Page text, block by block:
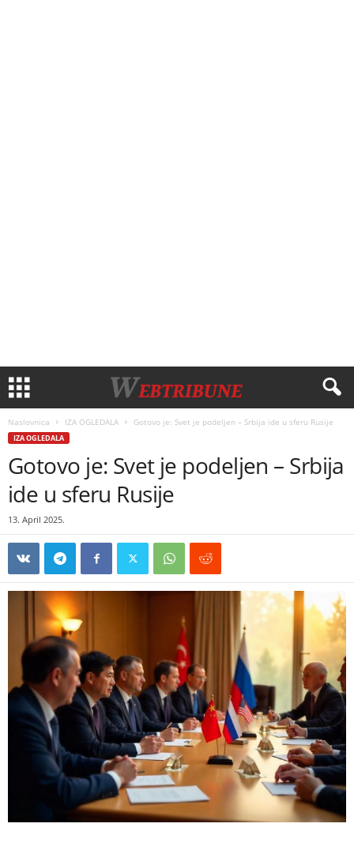
Naslovnica IZA OGLEDALA Gotovo je: Svet je podeljen – Srbija ide u sferu Rusije
IZA OGLEDALA
Gotovo je: Svet je podeljen – Srbija
ide u sferu Rusije
13. April 2025.